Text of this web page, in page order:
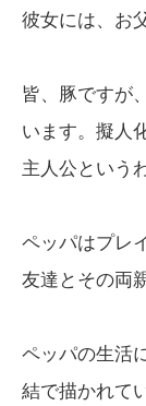
彼女には、お
皆、豚ですが
います。擬人
主人公という
ペッパはプレ
友達とその両
ペッパの生活
結で描かれて